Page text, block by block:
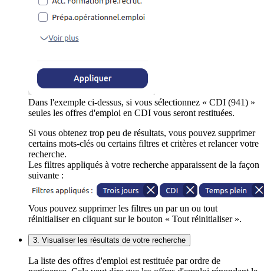
Dans l'exemple ci-dessus, si vous sélectionnez « CDI (941) »
seules les offres d'emploi en CDI vous seront restituées.
Si vous obtenez trop peu de résultats, vous pouvez supprimer
certains mots-clés ou certains filtres et critères et relancer votre
recherche.
Les filtres appliqués à votre recherche apparaissent de la façon
suivante :
Vous pouvez supprimer les filtres un par un ou tout
réinitialiser en cliquant sur le bouton « Tout réinitialiser ».
3. Visualiser les résultats de votre recherche
La liste des offres d'emploi est restituée par ordre de